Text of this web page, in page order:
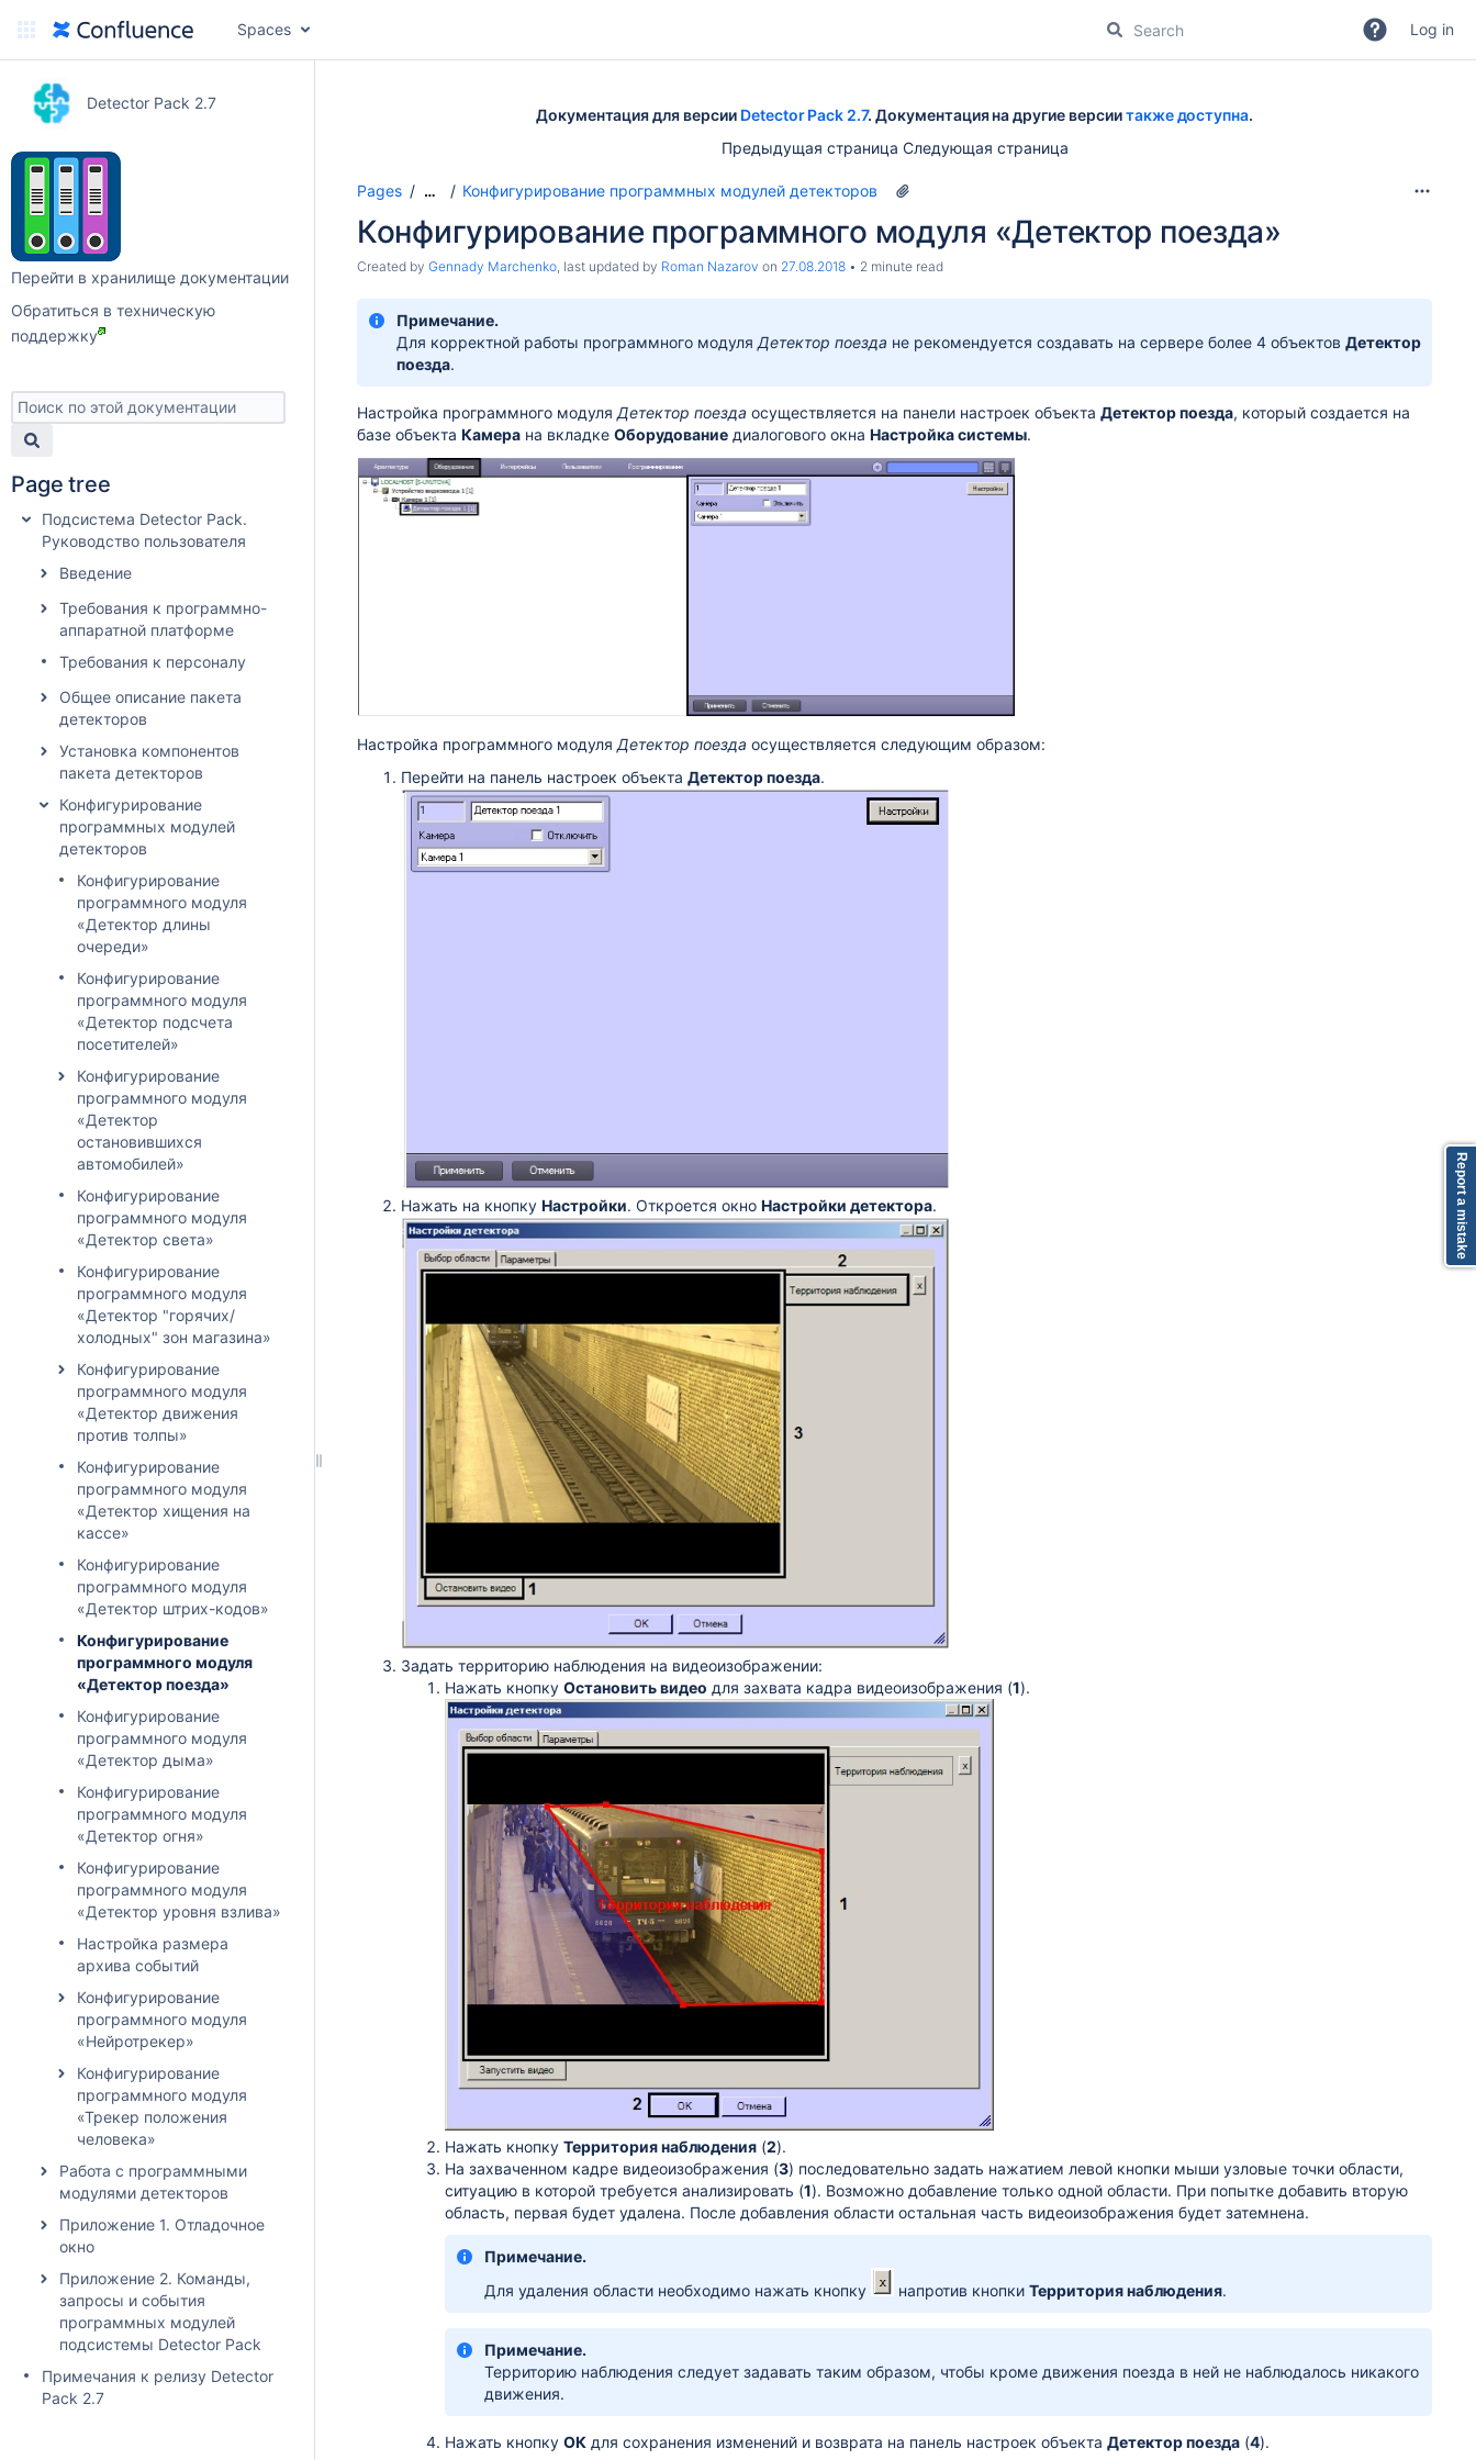
Spaces Log in
Detector Pack 2.7
Перейти в хранилище документации
Обратиться в техническую
поддержку
Page tree
Подсистема Detector Pack.
Руководство пользователя
Введение
Требования к программно-
аппаратной платформе
Требования к персоналу
Общее описание пакета
детекторов
Установка компонентов
пакета детекторов
Конфигурирование
программных модулей
детекторов
Конфигурирование
программного модуля
«Детектор длины
очереди»
Конфигурирование
программного модуля
«Детектор подсчета
посетителей»
Конфигурирование
программного модуля
«Детектор
остановившихся
автомобилей»
Конфигурирование
программного модуля
«Детектор света»
Конфигурирование
программного модуля
«Детектор "горячих/
холодных" зон магазина»
Конфигурирование
программного модуля
«Детектор движения
против толпы»
Конфигурирование
программного модуля
«Детектор хищения на
кассе»
Конфигурирование
программного модуля
«Детектор штрих-кодов»
Конфигурирование
программного модуля
«Детектор поезда»
Конфигурирование
программного модуля
«Детектор дыма»
Конфигурирование
программного модуля
«Детектор огня»
Конфигурирование
программного модуля
«Детектор уровня взлива»
Настройка размера
архива событий
Конфигурирование
программного модуля
«Нейротрекер»
Конфигурирование
программного модуля
«Трекер положения
человека»
Работа с программными
модулями детекторов
Приложение 1. Отладочное
окно
Приложение 2. Команды,
запросы и события
программных модулей
подсистемы Detector Pack
Примечания к релизу Detector
Pack 2.7
Документация для версии Detector Pack 2.7. Документация на другие версиитакже доступна.
Предыдущая страница Следующая страница
Pages … Конфигурирование программных модулей детекторов
Конфигурирование программного модуля «Детектор поезда»
Created by Gennady Marchenko, last updated by Roman Nazarov on 27.08.2018 2 minute read
Примечание.
Для корректной работы программного модуля Детектор поезда не рекомендуется создавать на сервере более 4 объектов Детектор
поезда.
Настройка программного модуля Детектор поезда осуществляется на панели настроек объекта Детектор поезда, который создается на
базе объекта Камера на вкладке Оборудование диалогового окна Настройка системы.
Настройка программного модуля Детектор поезда осуществляется следующим образом:
Перейти на панель настроек объекта Детектор поезда.
Нажать на кнопку Настройки. Откроется окно Настройки детектора.
Задать территорию наблюдения на видеоизображении:
Нажать кнопку Остановить видео для захвата кадра видеоизображения (1).
Нажать кнопку Территория наблюдения (2).
На захваченном кадре видеоизображения (3) последовательно задать нажатием левой кнопки мыши узловые точки области,
ситуацию в которой требуется анализировать (1). Возможно добавление только одной области. При попытке добавить вторую
область, первая будет удалена. После добавления области остальная часть видеоизображения будет затемнена.
Примечание.
Для удаления области необходимо нажать кнопку
напротив кнопки Территория наблюдения.
Примечание.
Территорию наблюдения следует задавать таким образом, чтобы кроме движения поезда в ней не наблюдалось никакого
движения.
Нажать кнопку ОК для сохранения изменений и возврата на панель настроек объекта Детектор поезда (4).
Report a mistake